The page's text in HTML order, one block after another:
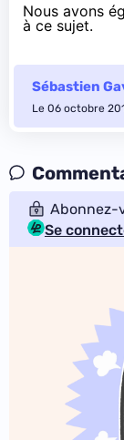
Nous avons
à ce sujet.
Sébastien
Le 06 octobre
Abonnez-
Se